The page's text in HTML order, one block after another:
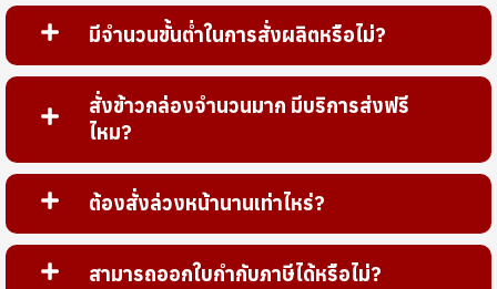
มีจำนวนขั้นต่ำในการสั่งผลิตหรือไม่?
สั่งข้าวกล่องจำนวนมาก มีบริการส่งฟรี
ไหม?
ต้องสั่งล่วงหน้านานเท่าไหร่?
สามารถออกใบกำกับภาษีได้หรือไม่?